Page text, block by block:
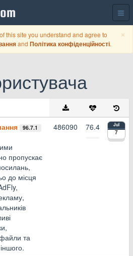
×
this site you understand and agree to
and Політика конфіденційності.
96.7.1
пропускає
до місця
та
486090 76.4 Jul
7